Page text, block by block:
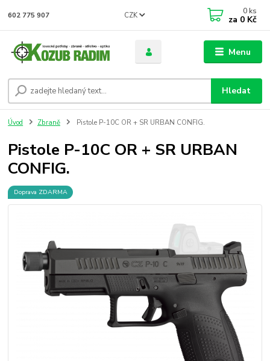
Menu
CZK
Hledat
602 775 907 0 ks
za 0 Kč
Úvod Zbraně Pistole P-10C OR + SR URBAN CONFIG.
Pistole P-10C OR + SR URBAN
CONFIG.
Doprava ZDARMA